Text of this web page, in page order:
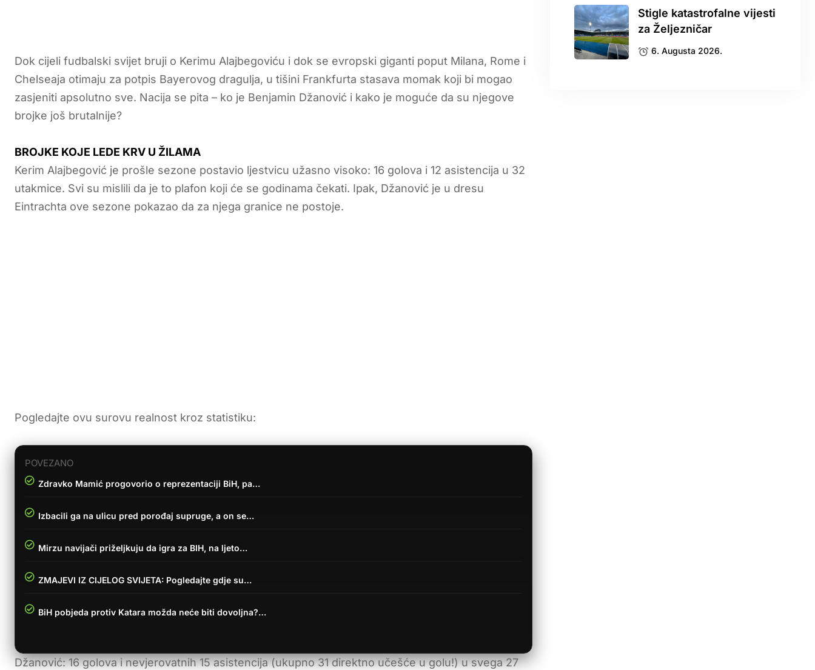
Dok cijeli fudbalski svijet bruji o Kerimu Alajbegoviću i dok se evropski giganti poput Milana, Rome i
Chelseaja otimaju za potpis Bayerovog dragulja, u tišini Frankfurta stasava momak koji bi mogao
zasjeniti apsolutno sve. Nacija se pita – ko je Benjamin Džanović i kako je moguće da su njegove
brojke još brutalnije?
BROJKE KOJE LEDE KRV U ŽILAMA
Kerim Alajbegović je prošle sezone postavio ljestvicu užasno visoko: 16 golova i 12 asistencija u 32
utakmice. Svi su mislili da je to plafon koji će se godinama čekati. Ipak, Džanović je u dresu
Eintrachta ove sezone pokazao da za njega granice ne postoje.
Pogledajte ovu surovu realnost kroz statistiku:
POVEZANO
Zdravko Mamić progovorio o reprezentaciji BiH, pa…
Izbacili ga na ulicu pred porođaj supruge, a on se…
Mirzu navijači priželjkuju da igra za BIH, na ljeto…
ZMAJEVI IZ CIJELOG SVIJETA: Pogledajte gdje su…
BiH pobjeda protiv Katara možda neće biti dovoljna?…
Džanović: 16 golova i nevjerovatnih 15 asistencija (ukupno 31 direktno učešće u golu!) u svega 27
Stigle katastrofalne vijesti
za Željezničar
6. Augusta 2026.